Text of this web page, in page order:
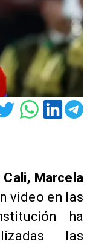
Marcela
video en las
ha
las